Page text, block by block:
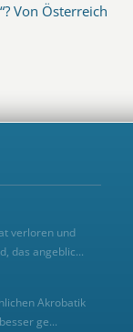
Von Österreich
verloren und
das angeblic...
Akrobatik
ge...